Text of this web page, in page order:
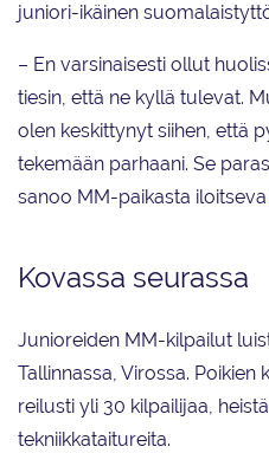
juniori-ikäinen
– En varsinaisesti ollut
tiesin, että ne kyllä tulevat.
olen keskittynyt siihen, että
tekemään parhaani. Se
sanoo MM-paikasta iloitseva
Kovassa seurassa
Junioreiden MM-kilpailut
Tallinnassa, Virossa. Poikien
reilusti yli 30 kilpailijaa,
tekniikkataitureita.